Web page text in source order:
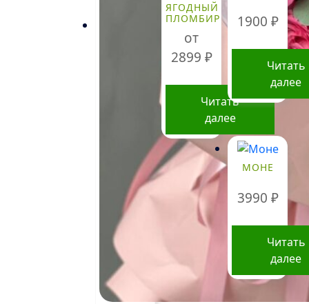
ЯГОДНЫЙ
ПЛОМБИР
от
2899 ₽
Читать
далее
Этот
товар
имеет
несколько
вариаций.
Опции
на
странице
1900 ₽
Читать
далее
МОНЕ
3990 ₽
Читать
далее